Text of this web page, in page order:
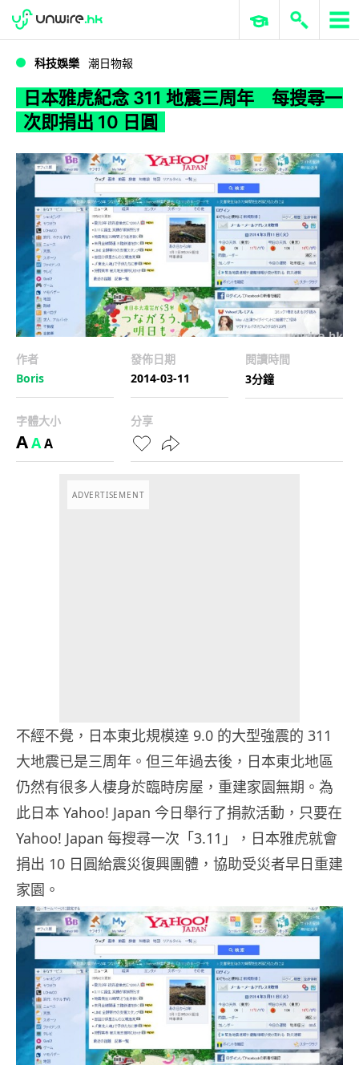
WWDC 2026 ERP 與商業 AI
科技娛樂 潮日物報
日本雅虎紀念 311 地震三周年 每搜尋一
次即捐出 10 日圓
作者
Boris
發佈日期
2014-03-11
閱讀時間
3分鐘
字體大小
AAA
分享
ADVERTISEMENT
不經不覺，日本東北規模達 9.0 的大型強震的 311
大地震已是三周年。但三年過去後，日本東北地區
仍然有很多人棲身於臨時房屋，重建家園無期。為
此日本 Yahoo! Japan 今日舉行了捐款活動，只要在
Yahoo! Japan 每搜尋一次「3.11」，日本雅虎就會
捐出 10 日圓給震災復興團體，協助受災者早日重建
家園。